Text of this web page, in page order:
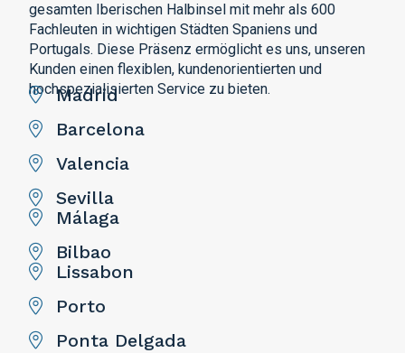
gesamten Iberischen Halbinsel mit mehr als 600
Fachleuten in wichtigen Städten Spaniens und
Portugals. Diese Präsenz ermöglicht es uns, unseren
Kunden einen flexiblen, kundenorientierten und
hochspezialisierten Service zu bieten.
Madrid
Barcelona
Valencia
Sevilla
Málaga
Bilbao
Lissabon
Porto
Ponta Delgada